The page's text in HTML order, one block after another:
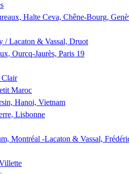
Halte Ceva, Chêne-Bourg,
/ Lacaton & Vassal, Druot
Ourcq-Jaurès, Paris 19
Clair
Maroc
Hanoi, Vietnam
Lisbonne
Montréal -Lacaton & Vassal,